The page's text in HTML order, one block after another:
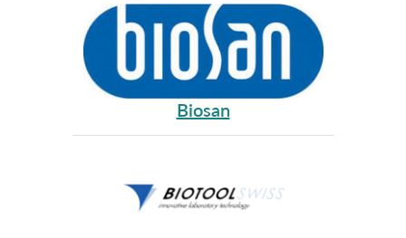
Biosan